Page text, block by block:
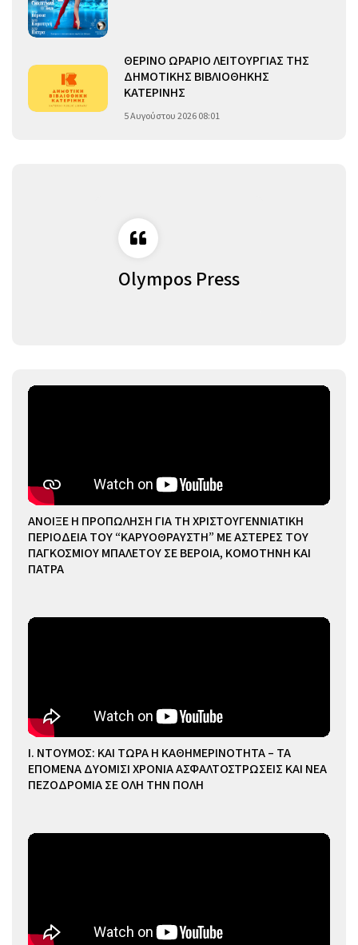
ΘΕΡΙΝΟ ΩΡΑΡΙΟ ΛΕΙΤΟΥΡΓΙΑΣ ΤΗΣ
ΔΗΜΟΤΙΚΗΣ ΒΙΒΛΙΟΘΗΚΗΣ
ΚΑΤΕΡΙΝΗΣ
5 Αυγούστου 2026 08:01
Olympos Press
ΑΝΟΙΞΕ Η ΠΡΟΠΩΛΗΣΗ ΓΙΑ ΤΗ ΧΡΙΣΤΟΥΓΕΝΝΙΑΤΙΚΗ
ΠΕΡΙΟΔΕΙΑ ΤΟΥ “ΚΑΡΥΟΘΡΑΥΣΤΗ” ΜΕ ΑΣΤΕΡΕΣ ΤΟΥ
ΠΑΓΚΟΣΜΙΟΥ ΜΠΑΛΕΤΟΥ ΣΕ ΒΕΡΟΙΑ, ΚΟΜΟΤΗΝΗ ΚΑΙ
ΠΑΤΡΑ
Ι. ΝΤΟΥΜΟΣ: ΚΑΙ ΤΩΡΑ Η ΚΑΘΗΜΕΡΙΝΟΤΗΤΑ – ΤΑ
ΕΠΟΜΕΝΑ ΔΥΟΜΙΣΙ ΧΡΟΝΙΑ ΑΣΦΑΛΤΟΣΤΡΩΣΕΙΣ ΚΑΙ ΝΕΑ
ΠΕΖΟΔΡΟΜΙΑ ΣΕ ΟΛΗ ΤΗΝ ΠΟΛΗ